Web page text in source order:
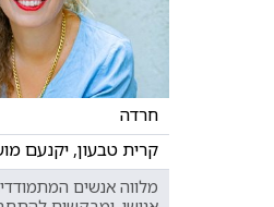
חרדה
קרית טבעון, יקנעם
מלווה אנשים